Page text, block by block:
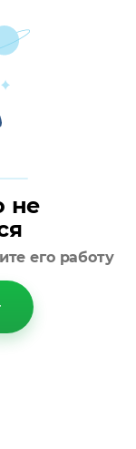
не
его работу